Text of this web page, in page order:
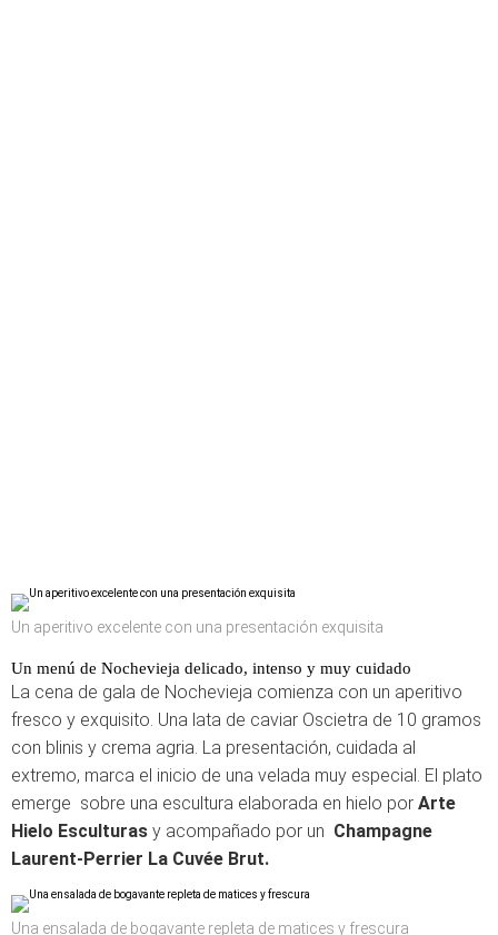
Un aperitivo excelente con una presentación exquisita
Un menú de Nochevieja delicado, intenso y muy cuidado
La cena de gala de Nochevieja comienza con un aperitivo
fresco y exquisito. Una lata de caviar Oscietra de 10 gramos
con blinis y crema agria. La presentación, cuidada al
extremo, marca el inicio de una velada muy especial. El plato
emerge sobre una escultura elaborada en hielo por Arte
Hielo Esculturas y acompañado por un Champagne
Laurent-Perrier La Cuvée Brut.
Una ensalada de bogavante repleta de matices y frescura